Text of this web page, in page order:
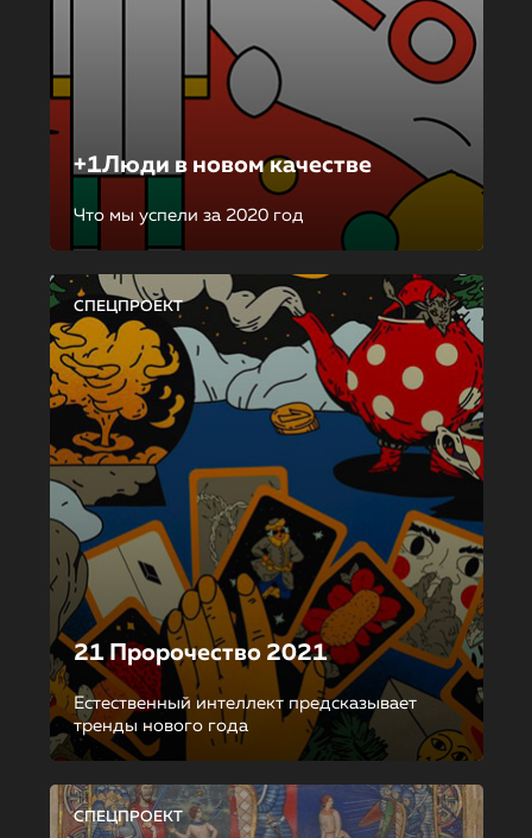
+1Люди в новом качестве
Что мы успели за 2020 год
СПЕЦПРОЕКТ
21 Пророчество 2021
Естественный интеллект предсказывает
тренды нового года
СПЕЦПРОЕКТ